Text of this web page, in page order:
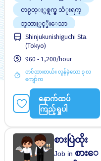
တစ္ပတ္ႏွစ္ရက္မွ သံုးရက္
ဘူတာႏွင့္နီးေသာ
လမ္းစရိတ္ေပးသည္
အလုပ္ခ်ိန္နည္းေသာ
Shinjukunishiguchi Sta.
(Tokyo)
960 - 1,200/hour
တင်ထားတယ်။ လွန်ခဲ့သော ၃ လ
ကျော်က
နောက်ထပ်
ကြည့်ရှုပါ
စားပြဲထိုး
Job in စားေ